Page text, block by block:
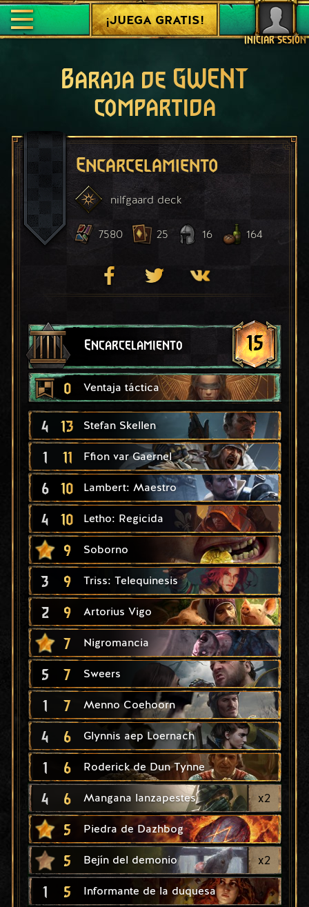
INICIAR SESIÓN
¡JUEGA GRATIS!
Baraja de GWENT
compartida
Encarcelamiento
nilfgaard deck
7580 25 16 164
Encarcelamiento 15
0 Ventaja táctica
4 13 Stefan Skellen
1 11 Ffion var Gaernel
6 10 Lambert: Maestro
4 10 Letho: Regicida
9 Soborno
3 9 Triss: Telequinesis
2 9 Artorius Vigo
7 Nigromancia
5 7 Sweers
1 7 Menno Coehoorn
4 6 Glynnis aep Loernach
1 6 Roderick de Dun Tynne
4 6 Mangana lanzapestes x2
5 Piedra de Dazhbog
5 Bejín del demonio x2
1 5 Informante de la duquesa